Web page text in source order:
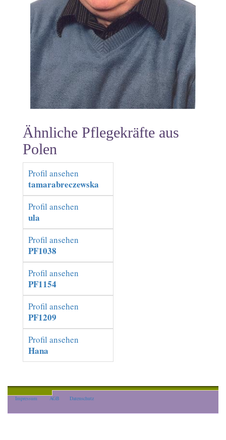
Ähnliche Pflegekräfte aus
Polen
Profil ansehen
tamarabreczewska
Profil ansehen
ula
Profil ansehen
PF1038
Profil ansehen
PF1154
Profil ansehen
PF1209
Profil ansehen
Hana
Impressum AGB Datenschutz